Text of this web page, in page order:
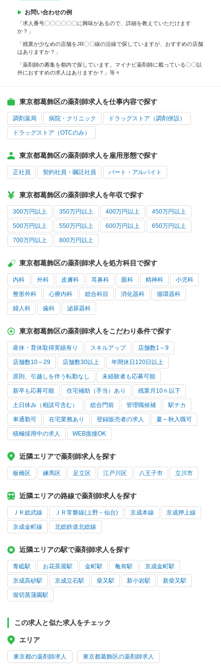
お問い合わせの例
「求人番号〇〇〇〇〇〇に興味があるので、詳細を教えていただけます
か？」
「残業が少なめの店舗をJR〇〇線の沿線で探していますが、おすすめの店舗
はありますか？」
「薬剤師の募集を都内で探しています。マイナビ薬剤師に載っている〇〇以
外におすすめの求人はありますか？」等々
東京都葛飾区の薬剤師求人を仕事内容で探す
調剤薬局 病院・クリニック ドラッグストア（調剤併設）
ドラッグストア（OTCのみ）
東京都葛飾区の薬剤師求人を雇用形態で探す
正社員 契約社員・嘱託社員 パート・アルバイト
東京都葛飾区の薬剤師求人を年収で探す
300万円以上 350万円以上 400万円以上 450万円以上
500万円以上 550万円以上 600万円以上 650万円以上
700万円以上 800万円以上
東京都葛飾区の薬剤師求人を処方科目で探す
内科 外科 皮膚科 耳鼻科 眼科 精神科 小児科
整形外科 心療内科 総合科目 消化器科 循環器科
婦人科 歯科 泌尿器科
東京都葛飾区の薬剤師求人をこだわり条件で探す
産休・育休取得実績有り スキルアップ 店舗数1～9
店舗数10～29 店舗数30以上 年間休日120日以上
原則、引越しを伴う転勤なし 未経験者も応募可能
新卒も応募可能 住宅補助（手当）あり 残業月10ｈ以下
土日休み（相談可含む） 総合門前 管理職候補 駅チカ
車通勤可 在宅業務あり 登録販売者の求人 夏～秋入職可
積極採用中の求人 WEB面接OK
近隣エリアで薬剤師求人を探す
板橋区 練馬区 足立区 江戸川区 八王子市 立川市
近隣エリアの路線で薬剤師求人を探す
ＪＲ総武線 ＪＲ常磐線(上野－仙台) 京成本線 京成押上線
京成金町線 北総鉄道北総線
近隣エリアの駅で薬剤師求人を探す
青砥駅 お花茶屋駅 金町駅 亀有駅 京成金町駅
京成高砂駅 京成立石駅 柴又駅 新小岩駅 新柴又駅
堀切菖蒲園駅
この求人と似た求人をチェック
エリア
東京都の薬剤師求人 東京都葛飾区の薬剤師求人